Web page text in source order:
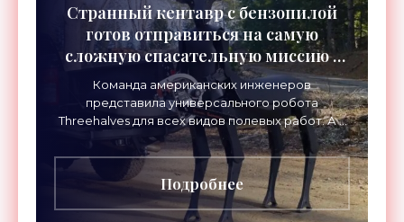
Странный кентавр с бензопилой
готов отправиться на самую
сложную спасательную миссию -
«Роботы»
Команда американских инженеров
представила универсального робота
Threehalves для всех видов полевых работ. А в
первую очередь – для спасательных миссий с
прицелом на работу в зонах
Подробнее